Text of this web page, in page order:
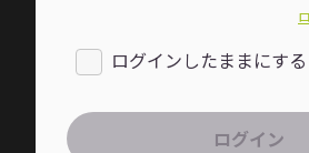
ログインしたままにする